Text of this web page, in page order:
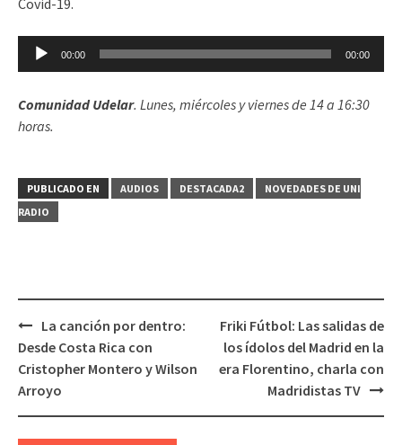
Reproductor
00:00 00:00
Comunidad Udelar. Lunes, miércoles y viernes de 14 a 16:30
horas.
PUBLICADO EN AUDIOS DESTACADA2
NOVEDADES DE UNI
RADIO
Navegación
de
entradas
La canción por dentro:
Desde Costa Rica con
Cristopher Montero y Wilson
Arroyo
Friki Fútbol: Las salidas de
los ídolos del Madrid en la
era Florentino, charla con
Madridistas TV